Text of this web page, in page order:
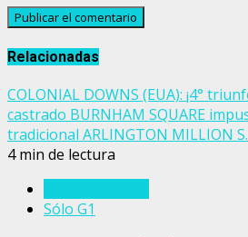
Relacionadas
COLONIAL DOWNS (EUA): ¡4°
castrado BURNHAM SQUARE
tradicional ARLINGTON MILLION
4 min de lectura
Sólo G1